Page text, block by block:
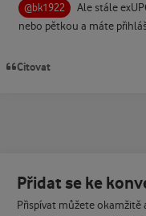
@bk1922
Ale stále
nebo pětkou a máte
Citovat
Přidat se ke
Přispívat můžete okamžitě